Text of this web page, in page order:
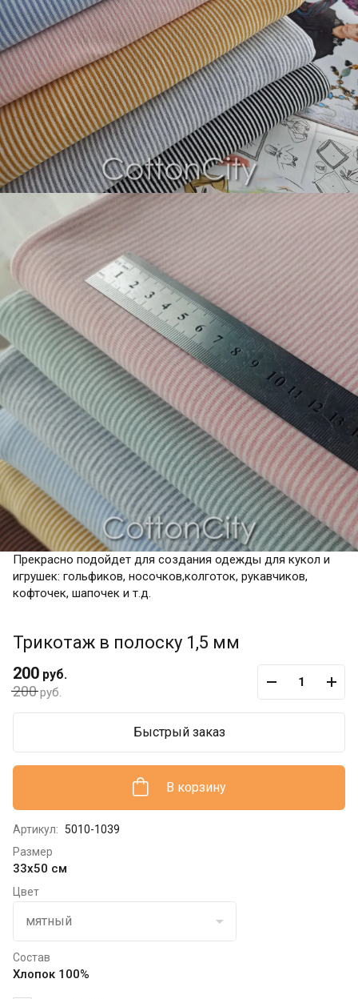
Прекрасно подойдет для создания одежды для кукол и
игрушек: гольфиков, носочков,колготок, рукавчиков,
кофточек, шапочек и т.д.
Трикотаж в полоску 1,5 мм
200руб.
200 руб.
В корзину
Быстрый заказ
Артикул:
5010-1039
Размер
33х50 см
Цвет
Состав
Хлопок 100%